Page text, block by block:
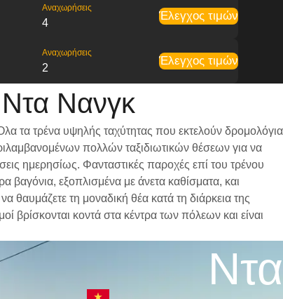
Αναχωρήσεις
4
Έλεγχος τιμών
Αναχωρήσεις
2
Έλεγχος τιμών
Νανγκ
τα τρένα υψηλής ταχύτητας που εκτελούν δρομολόγια
πολλών ταξιδιωτικών θέσεων για να
ημερησίως. Φανταστικές παροχές επί του τρένου
βαγόνια, εξοπλισμένα με άνετα καθίσματα, και
τη μοναδική θέα κατά τη διάρκεια της
βρίσκονται κοντά στα κέντρα των πόλεων και είναι
Ντα